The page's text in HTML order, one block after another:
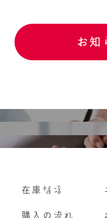
お知
購入の流れ
よくいただく
Vehicle
車両買い取り
在庫情報
購入の流れ